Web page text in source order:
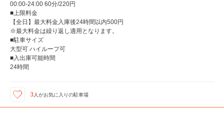
00:00-24:00 60分/220円
■上限料金
【全日】最大料金入庫後24時間以内500円
※最大料金は繰り返し適用となります。
■駐車サイズ
大型可 ハイルーフ可
■入出庫可能時間
24時間
3人がお気に入りの駐車場